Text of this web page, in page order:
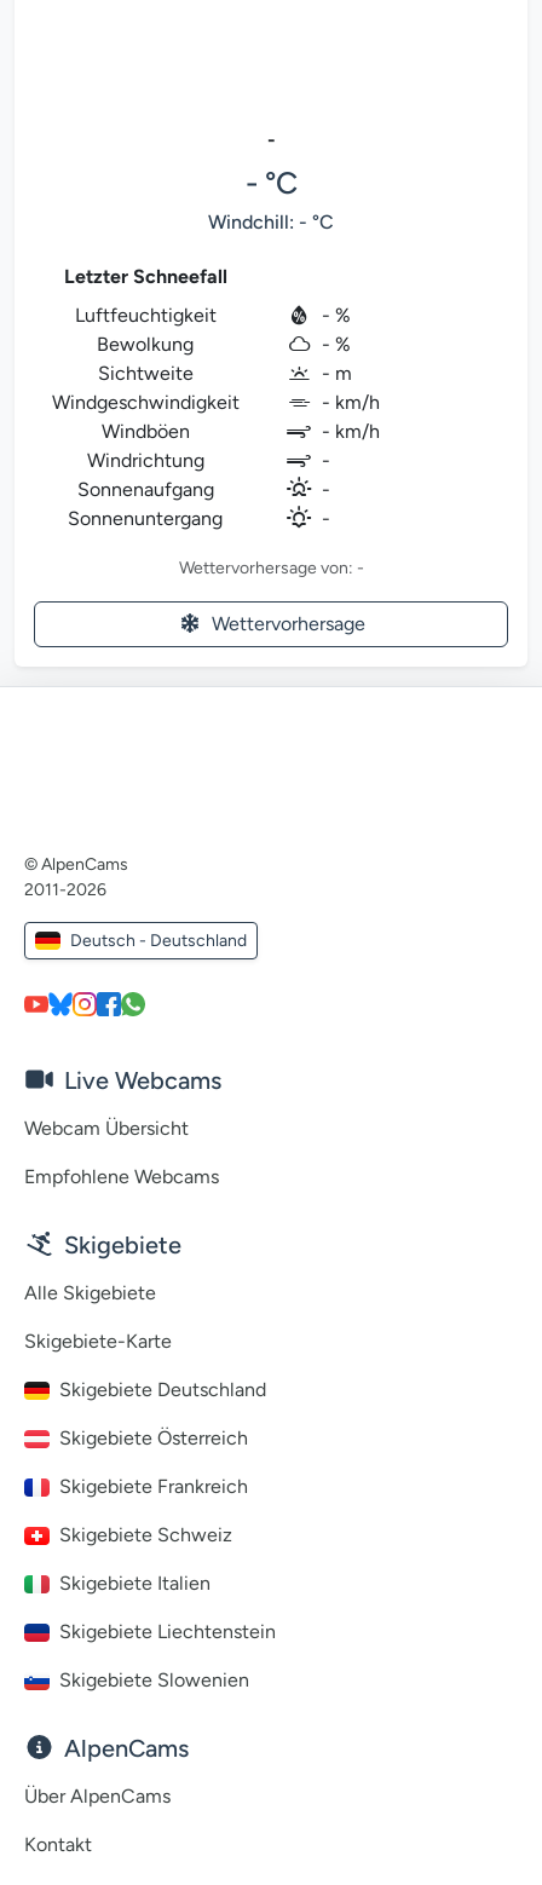
-
- °C
Windchill: - °C
Letzter Schneefall
Luftfeuchtigkeit
- %
Bewolkung
- %
Sichtweite
- m
Windgeschwindigkeit
- km/h
Windböen
- km/h
Windrichtung
-
Sonnenaufgang
-
Sonnenuntergang
-
Wettervorhersage von: -
Wettervorhersage
© AlpenCams
2011-2026
Deutsch - Deutschland
Live Webcams
Webcam Übersicht
Empfohlene Webcams
Skigebiete
Alle Skigebiete
Skigebiete-Karte
Skigebiete Deutschland
Skigebiete Österreich
Skigebiete Frankreich
Skigebiete Schweiz
Skigebiete Italien
Skigebiete Liechtenstein
Skigebiete Slowenien
AlpenCams
Über AlpenCams
Kontakt